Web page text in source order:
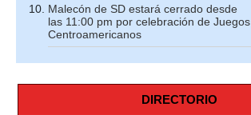
Malecón de SD estará cerrado desde
las 11:00 pm por celebración de Juegos
Centroamericanos
DIRECTORIO